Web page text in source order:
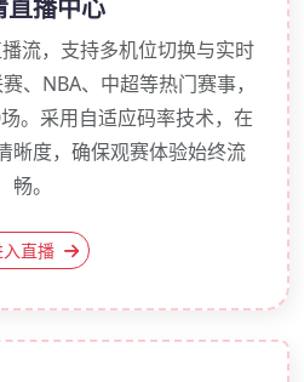
直播中心
流，支持多机位切换与实时
、NBA、中超等热门赛事，
。采用自适应码率技术，在
晰度，确保观赛体验始终流
畅。
直播